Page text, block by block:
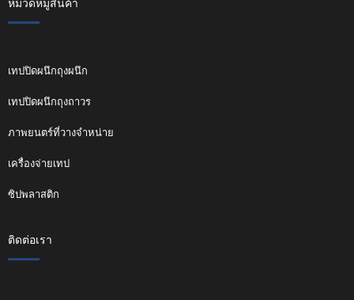
หมวดหมู่สินค้า
เทปปิดผนึกถุงผนึก
เทปปิดผนึกถุงถาวร
ภาพยนตร์ที่วางจำหน่าย
เครื่องจ่ายเทป
ซิปพลาสติก
ติดต่อเรา